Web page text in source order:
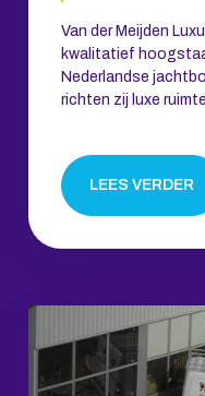
Van der Meijden
kwalitatief
Nederlandse
richten zij luxe
LEES VERDER